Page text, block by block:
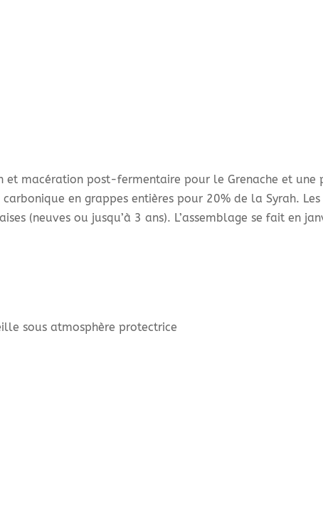
et macération post-fermentaire pour le Grenache et une
en grappes entières pour 20% de la Syrah.
(neuves ou jusqu’à 3 ans). L’assemblage se fait en
sous atmosphère protectrice